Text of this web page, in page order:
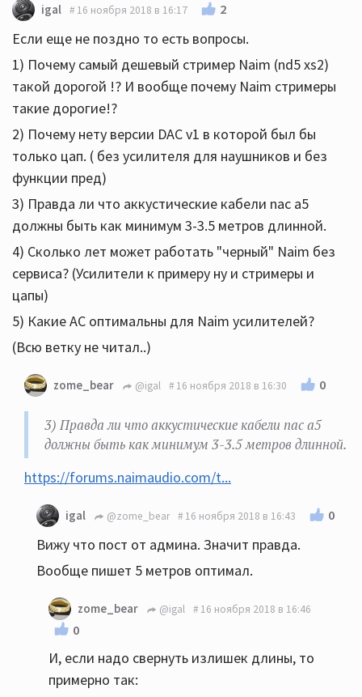
igal 16 ноября 2018 в 16:17 2
Если еще не поздно то есть вопросы.
1) Почему самый дешевый стример Naim (nd5 xs2)
такой дорогой !? И вообще почему Naim стримеры
такие дорогие!?
2) Почему нету версии DAC v1 в которой был бы
только цап. ( без усилителя для наушников и без
функции пред)
3) Правда ли что аккустические кабели nac a5
должны быть как минимум 3-3.5 метров длинной.
4) Сколько лет может работать "черный" Naim без
сервиса? (Усилители к примеру ну и стримеры и
цапы)
5) Какие АС оптимальны для Naim усилителей?
(Всю ветку не читал..)
zome_bear @igal 16 ноября 2018 в 16:30 0
3) Правда ли что аккустические кабели nac a5
должны быть как минимум 3-3.5 метров длинной.
https://forums.naimaudio.com/t...
igal @zome_bear 16 ноября 2018 в 16:43 0
Вижу что пост от админа. Значит правда.
Вообще пишет 5 метров оптимал.
zome_bear @igal 16 ноября 2018 в 16:46
0
И, если надо свернуть излишек длины, то
примерно так: